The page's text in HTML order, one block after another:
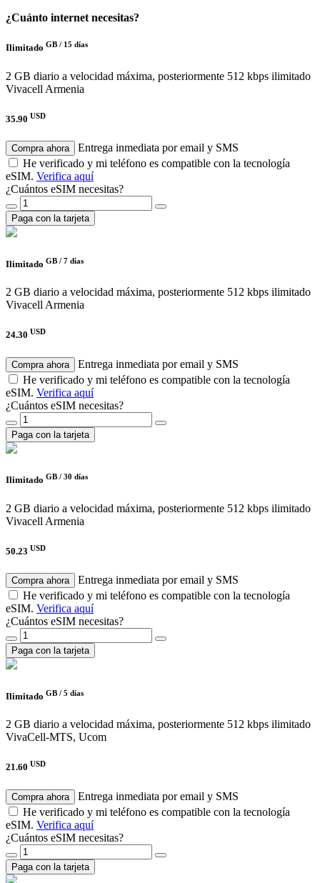
¿Cuánto internet necesitas?
Ilimitado GB / 15 días
2 GB diario a velocidad máxima, posteriormente 512 kbps ilimitado
Vivacell Armenia
35.90 USD
Compra ahora
Entrega inmediata por email y SMS
He verificado y mi teléfono es compatible con la tecnología
eSIM. Verifica aquí
¿Cuántos eSIM necesitas?
Paga con la tarjeta
Ilimitado GB / 7 días
2 GB diario a velocidad máxima, posteriormente 512 kbps ilimitado
Vivacell Armenia
24.30 USD
Compra ahora
Entrega inmediata por email y SMS
He verificado y mi teléfono es compatible con la tecnología
eSIM. Verifica aquí
¿Cuántos eSIM necesitas?
Paga con la tarjeta
Ilimitado GB / 30 días
2 GB diario a velocidad máxima, posteriormente 512 kbps ilimitado
Vivacell Armenia
50.23 USD
Compra ahora
Entrega inmediata por email y SMS
He verificado y mi teléfono es compatible con la tecnología
eSIM. Verifica aquí
¿Cuántos eSIM necesitas?
Paga con la tarjeta
Ilimitado GB / 5 días
2 GB diario a velocidad máxima, posteriormente 512 kbps ilimitado
VivaCell-MTS, Ucom
21.60 USD
Compra ahora
Entrega inmediata por email y SMS
He verificado y mi teléfono es compatible con la tecnología
eSIM. Verifica aquí
¿Cuántos eSIM necesitas?
Paga con la tarjeta